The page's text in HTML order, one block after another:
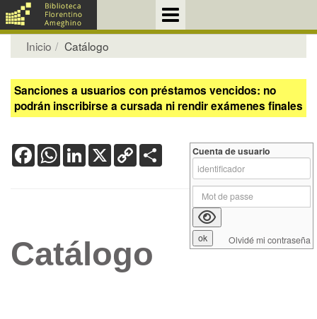
Inicio Catálogo
Sanciones a usuarios con préstamos vencidos: no
podrán inscribirse a cursada ni rendir exámenes finales
FacebookWhatsApp
LinkedIn
X Copy
Link
Catálogo
Cuenta de usuario
Olvidé mi contraseña